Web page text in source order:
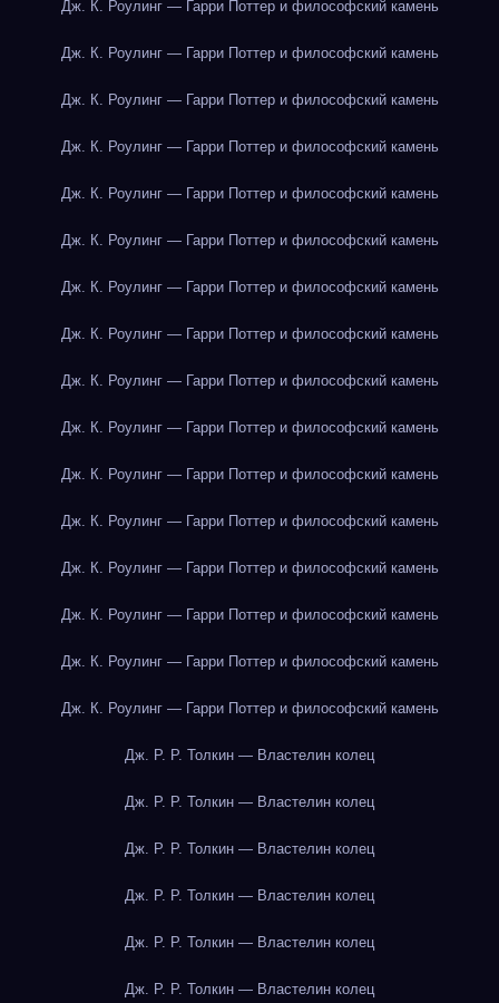
Дж. К. Роулинг — Гарри Поттер и философский камень
Дж. К. Роулинг — Гарри Поттер и философский камень
Дж. К. Роулинг — Гарри Поттер и философский камень
Дж. К. Роулинг — Гарри Поттер и философский камень
Дж. К. Роулинг — Гарри Поттер и философский камень
Дж. К. Роулинг — Гарри Поттер и философский камень
Дж. К. Роулинг — Гарри Поттер и философский камень
Дж. К. Роулинг — Гарри Поттер и философский камень
Дж. К. Роулинг — Гарри Поттер и философский камень
Дж. К. Роулинг — Гарри Поттер и философский камень
Дж. К. Роулинг — Гарри Поттер и философский камень
Дж. К. Роулинг — Гарри Поттер и философский камень
Дж. К. Роулинг — Гарри Поттер и философский камень
Дж. К. Роулинг — Гарри Поттер и философский камень
Дж. К. Роулинг — Гарри Поттер и философский камень
Дж. К. Роулинг — Гарри Поттер и философский камень
Дж. Р. Р. Толкин — Властелин колец
Дж. Р. Р. Толкин — Властелин колец
Дж. Р. Р. Толкин — Властелин колец
Дж. Р. Р. Толкин — Властелин колец
Дж. Р. Р. Толкин — Властелин колец
Дж. Р. Р. Толкин — Властелин колец